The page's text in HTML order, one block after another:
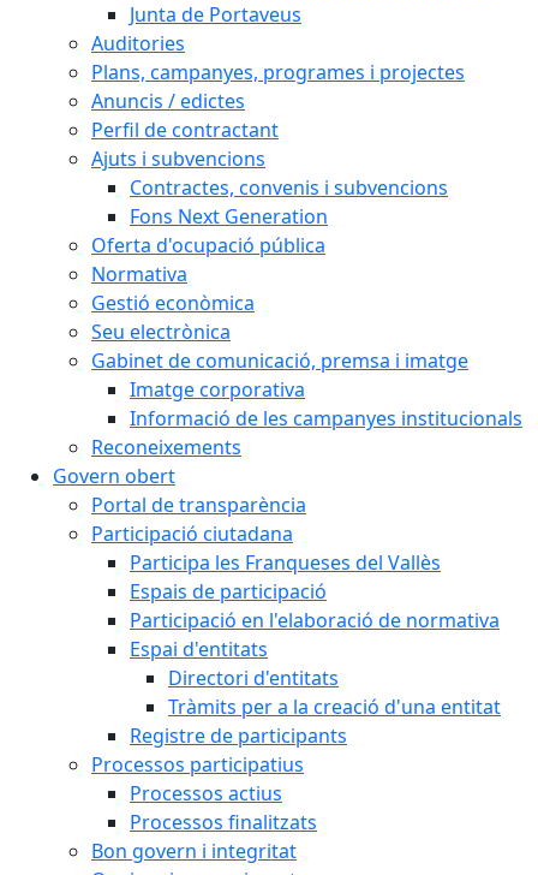
Junta de Portaveus
Auditories
Plans, campanyes, programes i projectes
Anuncis / edictes
Perfil de contractant
Ajuts i subvencions
Contractes, convenis i subvencions
Fons Next Generation
Oferta d'ocupació pública
Normativa
Gestió econòmica
Seu electrònica
Gabinet de comunicació, premsa i imatge
Imatge corporativa
Informació de les campanyes institucionals
Reconeixements
Govern obert
Portal de transparència
Participació ciutadana
Participa les Franqueses del Vallès
Espais de participació
Participació en l'elaboració de normativa
Espai d'entitats
Directori d'entitats
Tràmits per a la creació d'una entitat
Registre de participants
Processos participatius
Processos actius
Processos finalitzats
Bon govern i integritat